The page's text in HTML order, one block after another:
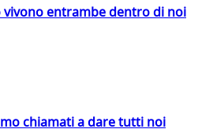
vivono entrambe dentro di noi
chiamati a dare tutti noi